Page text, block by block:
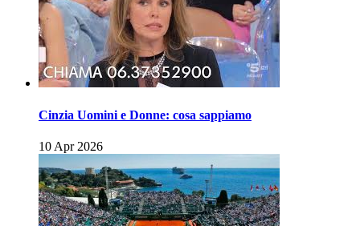
Cinzia Uomini e Donne: cosa sappiamo
10 Apr 2026